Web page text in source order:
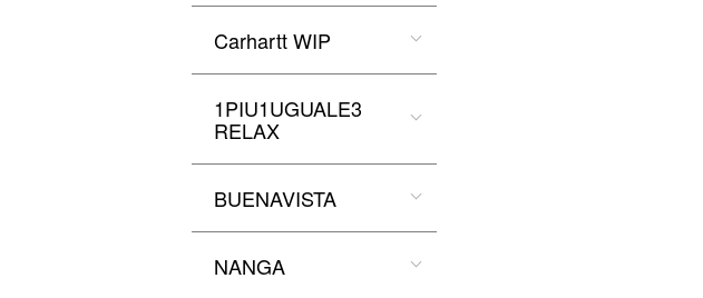
Carhartt WIP
1PIU1UGUALE3
RELAX
BUENAVISTA
NANGA